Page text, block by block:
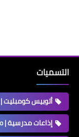
التسميات
أتوبيس كومبليت | Complete Bus Game
إذاعات مدرسية | School Radio